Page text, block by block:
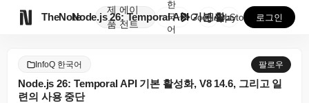
TheNote
제
품
에이
전트
Node.js 26: Temporal API 기본 활성...
한
국
어
GooglePlay
AppStore 로그인
InfoQ 한국어 팔로우
Node.js 26: Temporal API 기본 활성화, V8 14.6, 그리고 일
련의 사용 중단